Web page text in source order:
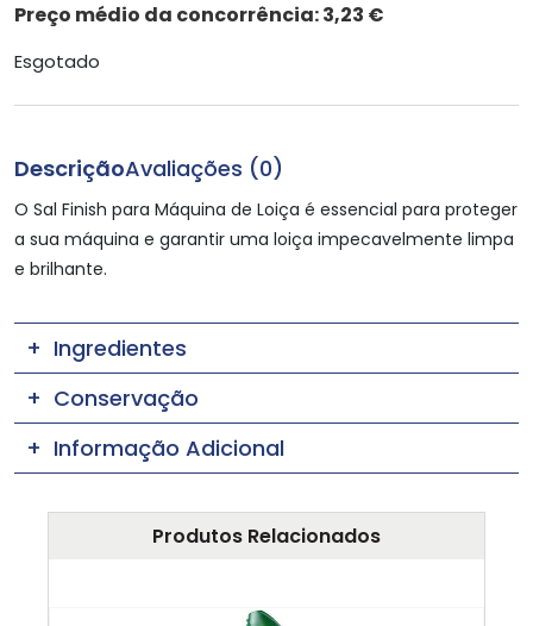
Preço médio da concorrência:3,23 €
Esgotado
DescriçãoAvaliações (0)
O Sal Finish para Máquina de Loiça é essencial para proteger
a sua máquina e garantir uma loiça impecavelmente limpa
e brilhante.
Ingredientes
Conservação
Informação Adicional
Produtos Relacionados